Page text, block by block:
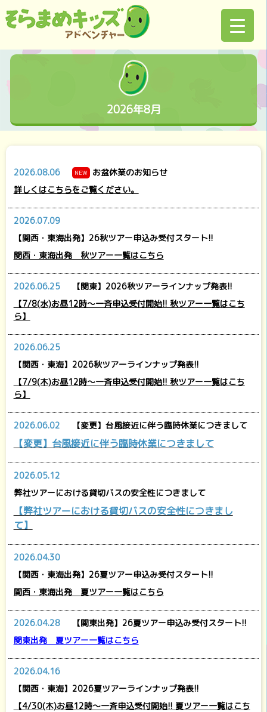
2026年8月
2026.08.06 NEW
お盆休業のお知らせ
詳しくはこちらをご覧ください。
2026.07.09
【関西・東海出発】26秋ツアー申込み受付スタート!!
関西・東海出発 秋ツアー一覧はこちら
2026.06.25
【関東】2026秋ツアーラインナップ発表!!
【7/8(水)お昼12時～一斉申込受付開始!! 秋ツアー一覧はこち
ら】
2026.06.25
【関西・東海】2026秋ツアーラインナップ発表!!
【7/9(木)お昼12時～一斉申込受付開始!! 秋ツアー一覧はこち
ら】
2026.06.02 【変更】台風接近に伴う臨時休業につきまして
【変更】台風接近に伴う臨時休業につきまして
2026.05.12
弊社ツアーにおける貸切バスの安全性につきまして
【弊社ツアーにおける貸切バスの安全性につきまし
て】
2026.04.30
【関西・東海出発】26夏ツアー申込み受付スタート!!
関西・東海出発 夏ツアー一覧はこちら
2026.04.28
【関東出発】26夏ツアー申込み受付スタート!!
関東出発 夏ツアー一覧はこちら
2026.04.16
【関西・東海】2026夏ツアーラインナップ発表!!
【4/30(木)お昼12時～一斉申込受付開始!! 夏ツアー一覧はこち